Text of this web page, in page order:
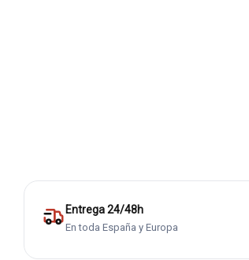
Entrega 24/48h
En toda España y Europa